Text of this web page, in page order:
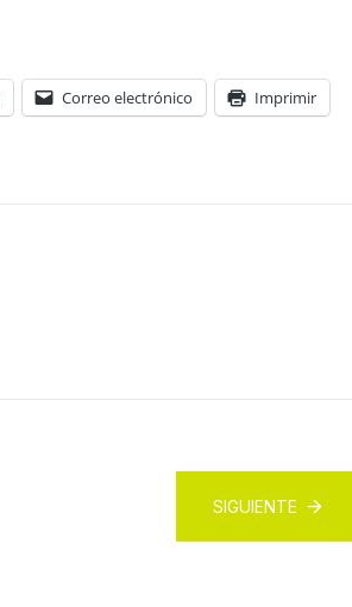
Correo electrónico Imprimir
SIGUIENTE